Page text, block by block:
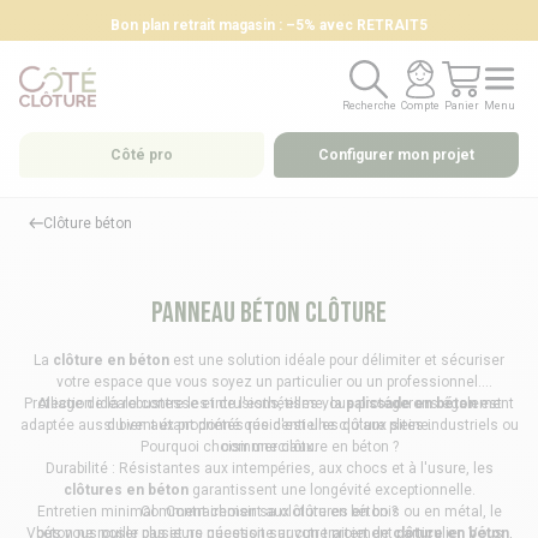
Bon plan retrait magasin : –5% avec RETRAIT5
Recherche
Recherche
Compte
Compte
Panier
Panier
Menu
Menu
Côté pro Configurer mon projet
Clôture béton
Panneau béton clôture
La clôture en béton est une solution idéale pour délimiter et sécuriser
votre espace que vous soyez un particulier ou un professionnel.
Alliage de la robustesse et de l'esthétisme, lapalissade en bétonest
adaptée aussi bien aux propriétés résidentielles qu'aux sites industriels ou
commerciaux.
Protection idéale contre les intrusions, elles vous protégerons également
du vent étant donné que c'est une clôture pleine.
Pourquoi choisir une clôture en béton ?
Durabilité : Résistantes aux intempéries, aux chocs et à l'usure, les
clôtures en bétongarantissent une longévité exceptionnelle.
Entretien minimal : Contrairement aux clôtures en bois ou en métal, le
béton ne rouille pas et ne nécessite aucun traitement particulier. Vous
Comment choisir sa clôture en béton ?
Vous vous poser plusieurs question sur votre projet declôture en béton,